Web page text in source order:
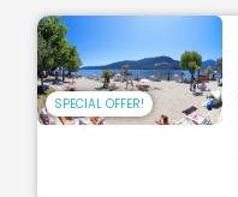
SPECIAL OFFER!